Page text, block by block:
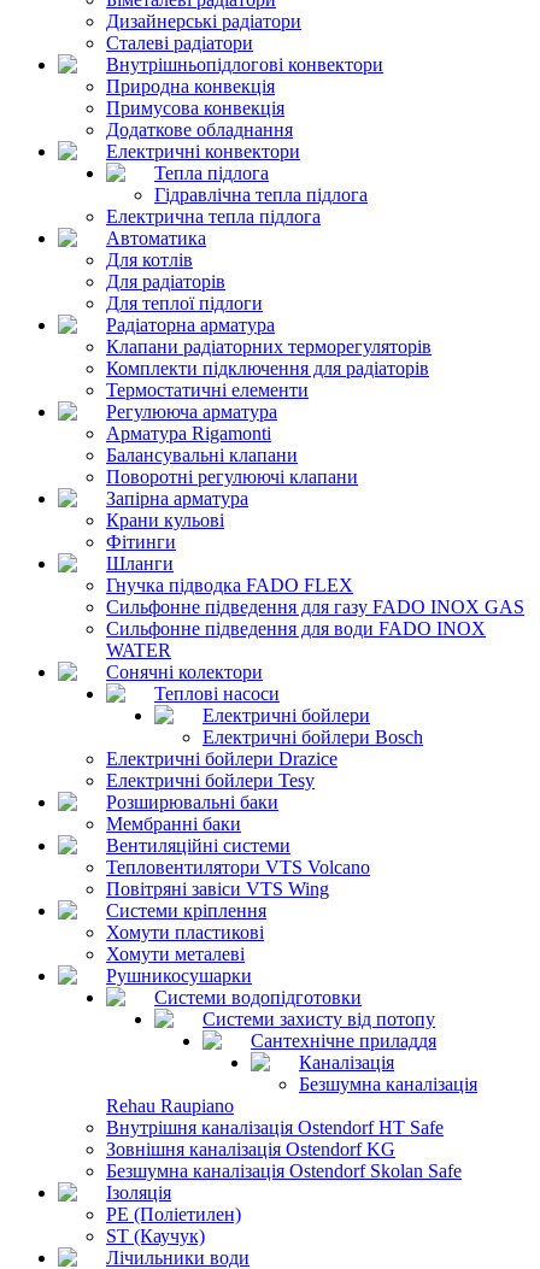
Дизайнерські радіатори
Сталеві радіатори
Внутрішньопідлогові конвектори
Природна конвекція
Примусова конвекція
Додаткове обладнання
Електричні конвектори
Тепла підлога
Гідравлічна тепла підлога
Електрична тепла підлога
Автоматика
Для котлів
Для радіаторів
Для теплої підлоги
Радіаторна арматура
Клапани радіаторних терморегуляторів
Комплекти підключення для радіаторів
Термостатичні елементи
Регулююча арматура
Арматура Rigamonti
Балансувальні клапани
Поворотні регулюючі клапани
Запірна арматура
Крани кульові
Фітинги
Шланги
Гнучка підводка FADO FLEX
Сильфонне підведення для газу FADO INOX GAS
Сильфонне підведення для води FADO INOX
WATER
Сонячні колектори
Теплові насоси
Електричні бойлери
Електричні бойлери Bosch
Електричні бойлери Drazice
Електричні бойлери Tesy
Розширювальні баки
Мембранні баки
Вентиляційні системи
Тепловентилятори VTS Volcano
Повітряні завіси VTS Wing
Системи кріплення
Хомути пластикові
Хомути металеві
Рушникосушарки
Системи водопідготовки
Системи захисту від потопу
Сантехнічне приладдя
Каналізація
Безшумна каналізація
Rehau Raupiano
Внутрішня каналізація Ostendorf HT Safe
Зовнішня каналізація Ostendorf KG
Безшумна каналізація Ostendorf Skolan Safe
Ізоляція
PE (Поліетилен)
ST (Каучук)
Лічильники води